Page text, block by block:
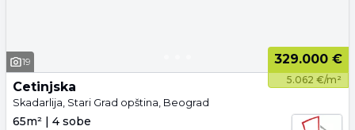
19 329.000 €
5.062 €/m²
Cetinjska
Skadarlija, Stari Grad opština, Beograd
65m² | 4 sobe